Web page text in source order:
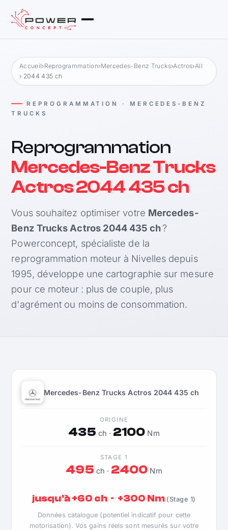
Accueil›Reprogrammation›Mercedes-Benz Trucks›Actros›All
› 2044 435 ch
REPROGRAMMATION · MERCEDES-BENZ
TRUCKS
Reprogrammation
Mercedes-Benz Trucks
Actros 2044 435 ch
Vous souhaitez optimiser votre Mercedes-
Benz Trucks Actros 2044 435 ch?
Powerconcept, spécialiste de la
reprogrammation moteur à Nivelles depuis
1995, développe une cartographie sur mesure
pour ce moteur : plus de couple, plus
d'agrément ou moins de consommation.
Mercedes-Benz Trucks Actros 2044 435 ch
ORIGINE
435 ch · 2100 Nm
STAGE 1
495 ch · 2400 Nm
jusqu'à +60 ch · +300 Nm (Stage 1)
Données catalogue (potentiel indicatif pour cette
motorisation). Vos gains réels sont mesurés sur votre